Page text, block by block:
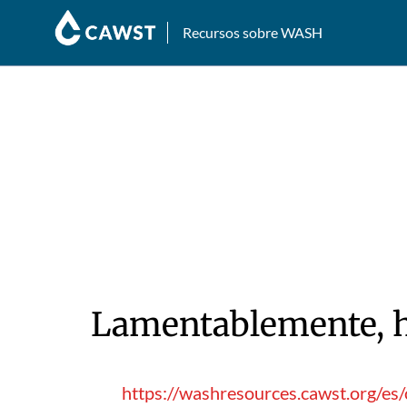
Recursos sobre WASH
Lamentablemente,
https://washresources.cawst.org/